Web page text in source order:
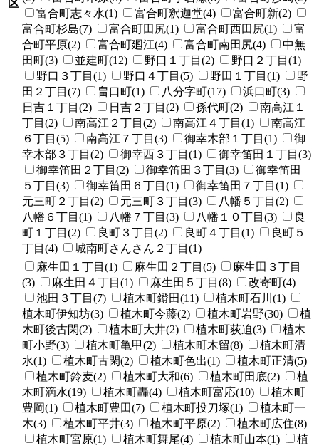
区
富合町志々水(1)
富合町釈迦堂(4)
富合町新(2)
富合町杉島(7)
富合町田尻(1) 富合町西田尻(1)
富
合町平原(2)
富合町廻江(4) 富合町南田尻(4)
中無
田町(3)
並建町(12) 野口１丁目(2)
野口２丁目(1)
野口３丁目(1)
野口４丁目(5) 野田１丁目(1)
野
田２丁目(7)
畠口町(1) 八分字町(17)
浜口町(3)
日吉１丁目(2)
日吉２丁目(2) 孫代町(2)
南高江１
丁目(2)
南高江２丁目(2) 南高江４丁目(1)
南高江
６丁目(5)
南高江７丁目(3) 御幸木部１丁目(1)
御
幸木部３丁目(2)
御幸西３丁目(1)
御幸笛田１丁目(3)
御幸笛田２丁目(2)
御幸笛田３丁目(3)
御幸笛田
５丁目(3)
御幸笛田６丁目(1)
御幸笛田７丁目(1)
元三町２丁目(2)
元三町３丁目(3)
八幡５丁目(2)
八幡６丁目(1)
八幡７丁目(3) 八幡１０丁目(3)
良
町１丁目(2)
良町３丁目(2) 良町４丁目(1)
良町５
丁目(4)
城南町さんさん２丁目(1)
麻生田１丁目(1) 麻生田２丁目(5)
麻生田３丁目
(3)
麻生田４丁目(1) 麻生田５丁目(8)
改寄町(4)
池田３丁目(7)
植木町鐙田(11)
植木町石川(1)
植木町伊知坊(3)
植木町今藤(2) 植木町岩野(30)
植
木町後古閑(2)
植木町大井(2) 植木町荻迫(3)
植木
町小野(3)
植木町亀甲(2) 植木町木留(8)
植木町清
水(1)
植木町古閑(2) 植木町色出(1)
植木町正清(5)
植木町鈴麦(2)
植木町大和(6) 植木町田底(2)
植
木町滴水(19)
植木町轟(4) 植木町富応(10)
植木町
豊岡(1)
植木町豊田(7) 植木町投刀塚(1)
植木町一
木(3)
植木町平井(3) 植木町平原(2)
植木町広住(8)
植木町宮原(1)
植木町舞尾(4) 植木町山本(1)
植